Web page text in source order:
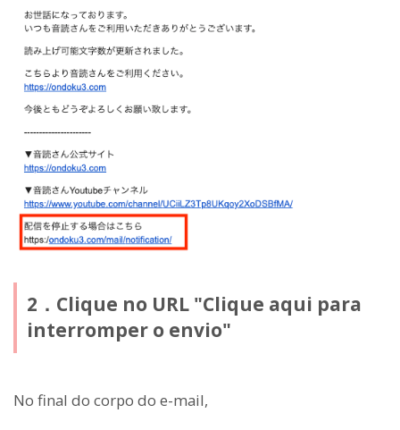
2．Clique no URL "Clique aqui para
interromper o envio"
No final do corpo do e-mail,